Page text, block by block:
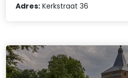
Adres: Kerkstraat 36